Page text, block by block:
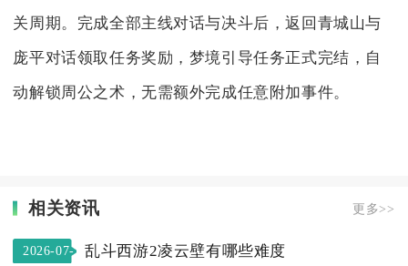
关周期。完成全部主线对话与决斗后，返回青城山与
庞平对话领取任务奖励，梦境引导任务正式完结，自
动解锁周公之术，无需额外完成任意附加事件。
相关资讯 更多>>
2026-07-
乱斗西游2凌云壁有哪些难度